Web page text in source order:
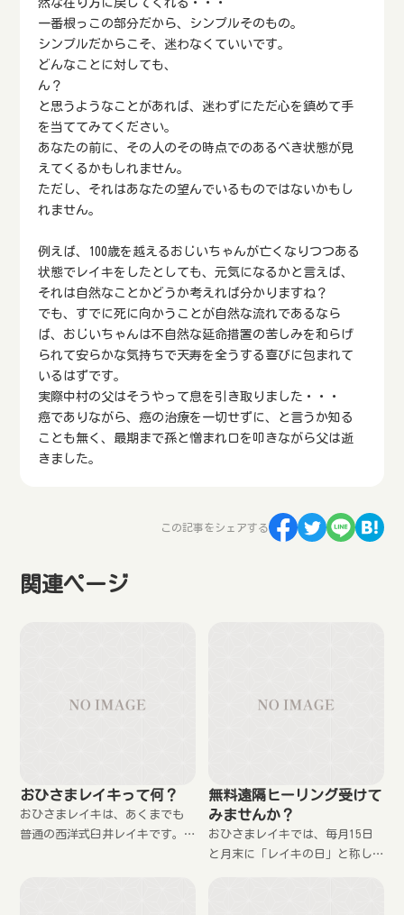
一番根っこの部分だから、シンプルそのもの。
シンプルだからこそ、迷わなくていいです。
どんなことに対しても、
ん？
と思うようなことがあれば、迷わずにただ心を鎮めて手
を当ててみてください。
あなたの前に、その人のその時点でのあるべき状態が見
えてくるかもしれません。
ただし、それはあなたの望んでいるものではないかもし
れません。
例えば、100歳を越えるおじいちゃんが亡くなりつつある
状態でレイキをしたとしても、元気になるかと言えば、
それは自然なことかどうか考えれば分かりますね？
でも、すでに死に向かうことが自然な流れであるなら
ば、おじいちゃんは不自然な延命措置の苦しみを和らげ
られて安らかな気持ちで天寿を全うする喜びに包まれて
いるはずです。
実際中村の父はそうやって息を引き取りました・・・
癌でありながら、癌の治療を一切せずに、と言うか知る
ことも無く、最期まで孫と憎まれ口を叩きながら父は逝
きました。
この記事をシェアする
関連ページ
おひさまレイキって何？
おひさまレイキは、あくまでも
普通の西洋式臼井レイキです。
無料遠隔ヒーリング受けて
みませんか？
おひさまレイキでは、毎月15日
と月末に「レイキの日」と称し